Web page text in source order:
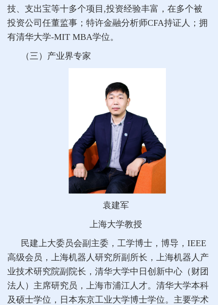
技、支出宝等十多个项目,投资经验丰富，在多个被
投资公司任董监事；特许金融分析师CFA持证人；拥
有清华大学-MIT MBA学位。
（三）产业界专家
袁建军
上海大学教授
民建上大委员会副主委，工学博士，博导，IEEE
高级会员，上海机器人研究所副所长，上海机器人产
业技术研究院副院长，清华大学中日创新中心（财团
法人）主席研究员，上海市浦江人才。清华大学本科
及硕士学位，日本东京工业大学博士学位。主要学术